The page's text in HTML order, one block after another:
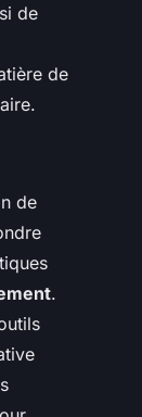
de
de
de
.